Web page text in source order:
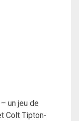
– un jeu de
Colt Tipton-